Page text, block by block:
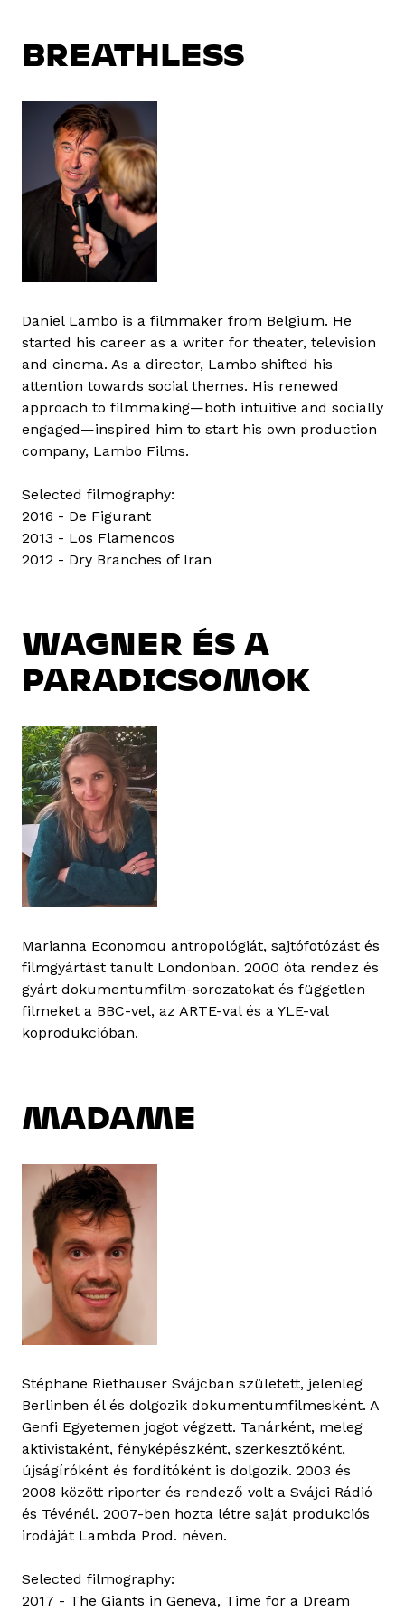
BREATHLESS
Daniel Lambo is a filmmaker from Belgium. He
started his career as a writer for theater, television
and cinema. As a director, Lambo shifted his
attention towards social themes. His renewed
approach to filmmaking—both intuitive and socially
engaged—inspired him to start his own production
company, Lambo Films.
Selected filmography:
2016 - De Figurant
2013 - Los Flamencos
2012 - Dry Branches of Iran
WAGNER ÉS A
PARADICSOMOK
Marianna Economou antropológiát, sajtófotózást és
filmgyártást tanult Londonban. 2000 óta rendez és
gyárt dokumentumfilm-sorozatokat és független
filmeket a BBC-vel, az ARTE-val és a YLE-val
koprodukcióban.
MADAME
Stéphane Riethauser Svájcban született, jelenleg
Berlinben él és dolgozik dokumentumfilmesként. A
Genfi Egyetemen jogot végzett. Tanárként, meleg
aktivistaként, fényképészként, szerkesztőként,
újságíróként és fordítóként is dolgozik. 2003 és
2008 között riporter és rendező volt a Svájci Rádió
és Tévénél. 2007-ben hozta létre saját produkciós
irodáját Lambda Prod. néven.
Selected filmography:
2017 - The Giants in Geneva, Time for a Dream